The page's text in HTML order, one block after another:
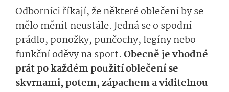
Odborníci říkají, že některé oblečení by se
mělo měnit neustále. Jedná se o spodní
prádlo, ponožky, punčochy, legíny nebo
funkční oděvy na sport. Obecně je vhodné
prát po každém použití oblečení se
skvrnami, potem, zápachem a viditelnou